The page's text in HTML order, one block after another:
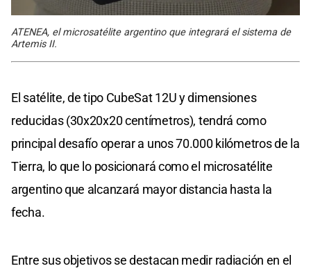
ATENEA, el microsatélite argentino que integrará el sistema de
Artemis II.
El satélite, de tipo CubeSat 12U y dimensiones
reducidas (30x20x20 centímetros), tendrá como
principal desafío operar a unos 70.000 kilómetros de la
Tierra, lo que lo posicionará como el microsatélite
argentino que alcanzará mayor distancia hasta la
fecha.
Entre sus objetivos se destacan medir radiación en el